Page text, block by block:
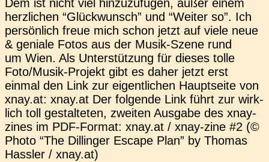
Dem ist nicht viel hin­zu­zu­fü­gen, außer einem
herz­li­chen “Glück­wunsch” und “Weiter so”. Ich
per­sön­lich freue mich schon jetzt auf viele neue
& genia­le Fotos aus der Musik-Szene rund
um Wien. Als Unter­stüt­zung für dieses tolle
Foto­­/­­Mu­­sik-Pro­­jekt gibt es daher jetzt erst
einmal den Link zur eigent­li­chen Haupt­sei­te von
xnay.at: xnay.at Der fol­gen­de Link führt zur wirk­
lich toll gestal­te­ten, zwei­ten Aus­ga­be des xnay-
zines im PDF-Format: xnay.at / xnay-zine #2 (©
Photo “The Dil­lin­ger Escape Plan” by Thomas
Hass­ler / xnay.at)